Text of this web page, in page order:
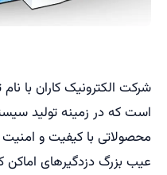
است که در زمینه تولید
محصولاتی با کیفیت و امنیت
عیب بزرگ دزدگیرهای